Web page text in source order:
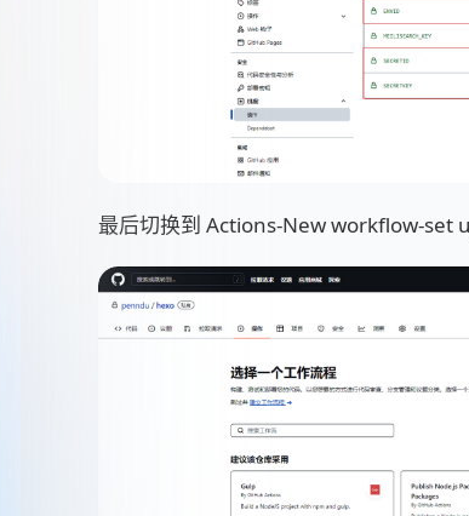
最后切换到 Actions-New workflow-set